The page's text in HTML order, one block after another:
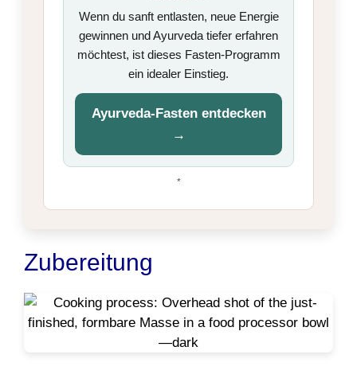
Wenn du sanft entlasten, neue Energie
gewinnen und Ayurveda tiefer erfahren
möchtest, ist dieses Fasten-Programm
ein idealer Einstieg.
Ayurveda-Fasten entdecken
→
*
Zubereitung